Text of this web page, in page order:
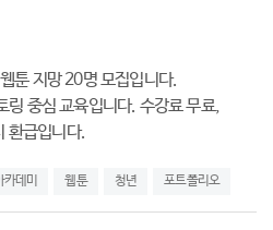
툰 지망 20명 모집입니다.
육입니다. 수강료 무료,
환급입니다.
데미 웹툰 청년 포트폴리오